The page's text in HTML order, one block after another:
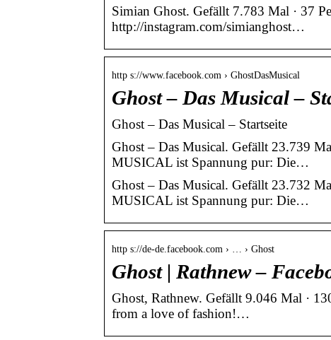
Simian Ghost. Gefällt 7.783 Mal · 37
http://instagram.com/simianghost…
http s://www.facebook.com › GhostDasMusical
Ghost – Das Musical –
Ghost – Das Musical – Startseite
Ghost – Das Musical. Gefällt 23.739
MUSICAL ist Spannung pur: Die…
Ghost – Das Musical. Gefällt 23.732
MUSICAL ist Spannung pur: Die…
http s://de-de.facebook.com › … › Ghost
Ghost | Rathnew –
Ghost, Rathnew. Gefällt 9.046 Mal ·
from a love of fashion!…